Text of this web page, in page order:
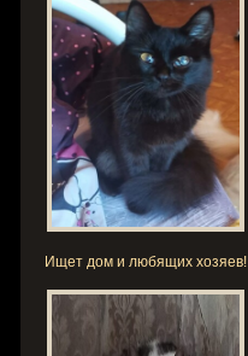
Ищет дом и любящих хозяев!